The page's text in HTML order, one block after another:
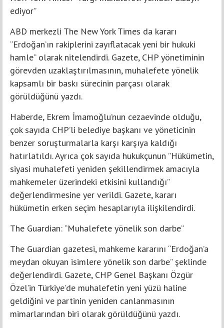
ediyor”
ABD merkezli The New York Times da kararı
“Erdoğan’ın rakiplerini zayıflatacak yeni bir hukuki
hamle” olarak nitelendirdi. Gazete, CHP yönetiminin
görevden uzaklaştırılmasının, muhalefete yönelik
kapsamlı bir baskı sürecinin parçası olarak
görüldüğünü yazdı.
Haberde, Ekrem İmamoğlu’nun cezaevinde olduğu,
çok sayıda CHP’li belediye başkanı ve yöneticinin
benzer soruşturmalarla karşı karşıya kaldığı
hatırlatıldı. Ayrıca çok sayıda hukukçunun ’’Hükümetin,
siyasi muhalefeti yeniden şekillendirmek amacıyla
mahkemeler üzerindeki etkisini kullandığı’’
değerlendirmesine yer verildi. Gazete, kararı
hükümetin erken seçim hesaplarıyla ilişkilendirdi.
The Guardian: “Muhalefete yönelik son darbe”
The Guardian gazetesi, mahkeme kararını “Erdoğan’a
meydan okuyan isimlere yönelik son darbe” şeklinde
değerlendirdi. Gazete, CHP Genel Başkanı Özgür
Özel’in Türkiye’de muhalefetin yeni yüzü haline
geldiğini ve partinin yeniden canlanmasının
mimarlarından biri olarak görüldüğünü yazdı.